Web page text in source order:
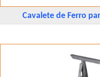
Cavalete de Ferro